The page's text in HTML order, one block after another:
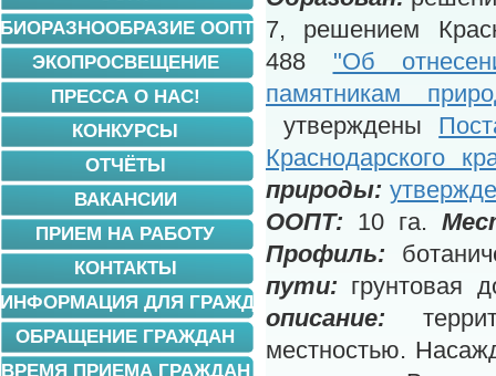
7, решением
488 "Об
памятникам
утверждены
Краснодарского
природы:
ООПТ: 10 га.
Профиль:
пути: грунтовая
описание:
местностью.
БИОРАЗНООБРАЗИЕ ООПТ
ЭКОПРОСВЕЩЕНИЕ
ПРЕССА О НАС!
КОНКУРСЫ
ОТЧЁТЫ
ВАКАНСИИ
ПРИЕМ НА РАБОТУ
КОНТАКТЫ
ИНФОРМАЦИЯ ДЛЯ ГРАЖДАН
ОБРАЩЕНИЕ ГРАЖДАН
ВРЕМЯ ПРИЕМА ГРАЖДАН